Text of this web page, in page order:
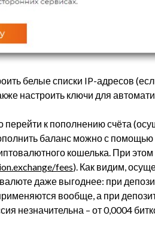
белые списки IP-адресов
настроить ключи для
к пополнению счёта
баланс можно с
кошелька. При
fees). Как видим,
даже выгоднее: при
вообще, а при
незначительна – от 0,0004